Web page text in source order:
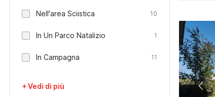
Nell'area Sciistica 10
In Un Parco Natalizio 1
In Campagna 11
+ Vedi di più